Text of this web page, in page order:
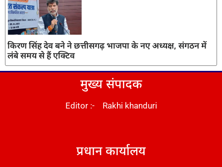
किरण सिंह देव बने ने छत्तीसगढ़ भाजपा के नए अध्यक्ष, संगठन में
लंबे समय से हैं एक्टिव
मुख्य संपादक
Editor :- Rakhi khanduri
प्रधान कार्यालय